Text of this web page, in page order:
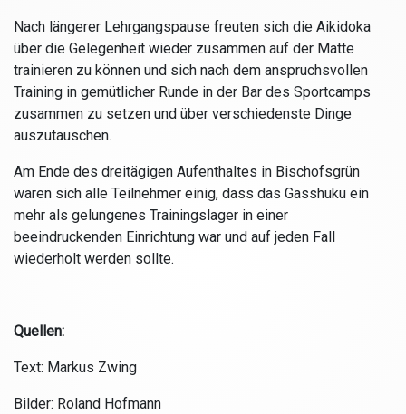
Nach längerer Lehrgangspause freuten sich die Aikidoka
über die Gelegenheit wieder zusammen auf der Matte
trainieren zu können und sich nach dem anspruchsvollen
Training in gemütlicher Runde in der Bar des Sportcamps
zusammen zu setzen und über verschiedenste Dinge
auszutauschen.
Am Ende des dreitägigen Aufenthaltes in Bischofsgrün
waren sich alle Teilnehmer einig, dass das Gasshuku ein
mehr als gelungenes Trainingslager in einer
beeindruckenden Einrichtung war und auf jeden Fall
wiederholt werden sollte.
Quellen:
Text: Markus Zwing
Bilder: Roland Hofmann